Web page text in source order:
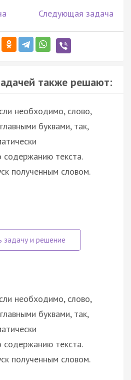
Следующая задача
также решают:
необходимо, слово,
буквами, так,
содержанию текста.
полученным словом.
необходимо, слово,
буквами, так,
содержанию текста.
полученным словом.